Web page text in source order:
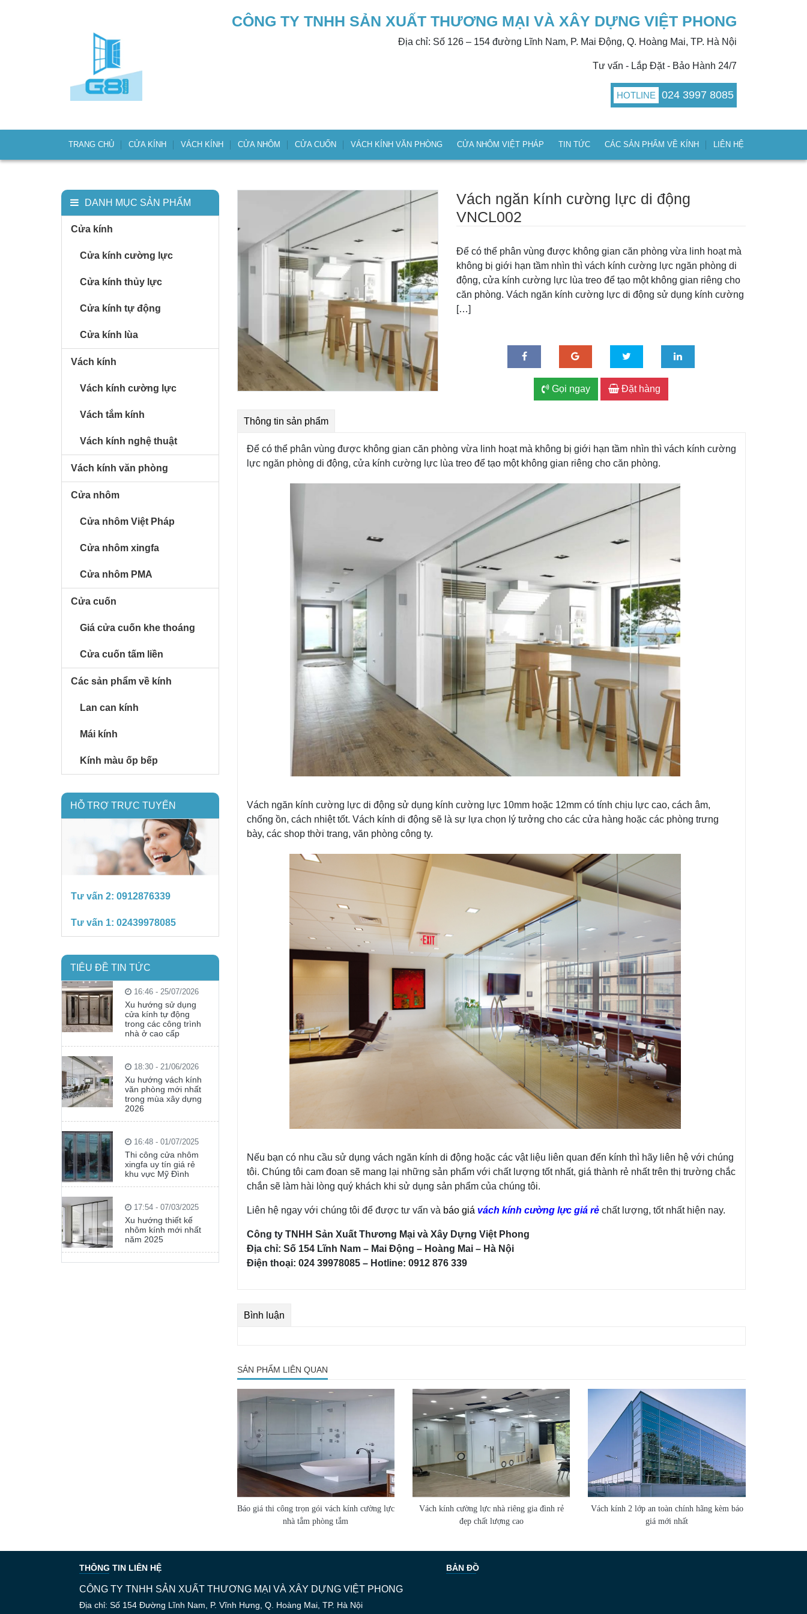
CÔNG TY TNHH SẢN XUẤT THƯƠNG MẠI VÀ XÂY DỰNG VIỆT PHONG
Địa chỉ: Số 126 – 154 đường Lĩnh Nam, P. Mai Động, Q. Hoàng Mai, TP. Hà Nội
Tư vấn - Lắp Đặt - Bảo Hành 24/7
HOTLINE 024 3997 8085
TRANG CHỦ CỬA KÍNH VÁCH KÍNH CỬA NHÔM CỬA CUỐN VÁCH KÍNH VĂN PHÒNG CỬA NHÔM VIỆT PHÁP TIN TỨC CÁC SẢN PHẨM VỀ KÍNH LIÊN HỆ
DANH MỤC SẢN PHẨM
Cửa kính
Cửa kính cường lực
Cửa kính thủy lực
Cửa kính tự động
Cửa kính lùa
Vách kính
Vách kính cường lực
Vách tắm kính
Vách kính nghệ thuật
Vách kính văn phòng
Cửa nhôm
Cửa nhôm Việt Pháp
Cửa nhôm xingfa
Cửa nhôm PMA
Cửa cuốn
Giá cửa cuốn khe thoáng
Cửa cuốn tấm liền
Các sản phẩm về kính
Lan can kính
Mái kính
Kính màu ốp bếp
HỖ TRỢ TRỰC TUYẾN
Tư vấn 2: 0912876339
Tư vấn 1: 02439978085
TIÊU ĐỀ TIN TỨC
16:46 - 25/07/2026
Xu hướng sử dụng
cửa kính tự động
trong các công trình
nhà ở cao cấp
18:30 - 21/06/2026
Xu hướng vách kính
văn phòng mới nhất
trong mùa xây dựng
2026
16:48 - 01/07/2025
Thi công cửa nhôm
xingfa uy tín giá rẻ
khu vực Mỹ Đình
17:54 - 07/03/2025
Xu hướng thiết kế
nhôm kính mới nhất
năm 2025
Vách ngăn kính cường lực di động
VNCL002
Để có thể phân vùng được không gian căn phòng vừa linh hoạt mà
không bị giới hạn tầm nhìn thì vách kính cường lực ngăn phòng di
động, cửa kính cường lực lùa treo để tạo một không gian riêng cho
căn phòng. Vách ngăn kính cường lực di động sử dụng kính cường
[…]
Gọi ngay Đặt hàng
Thông tin sản phẩm
Để có thể phân vùng được không gian căn phòng vừa linh hoạt mà không bị giới hạn tầm nhìn thì vách kính cường
lực ngăn phòng di động, cửa kính cường lực lùa treo để tạo một không gian riêng cho căn phòng.
Vách ngăn kính cường lực di động sử dụng kính cường lực 10mm hoặc 12mm có tính chịu lực cao, cách âm,
chống ồn, cách nhiệt tốt. Vách kính di động sẽ là sự lựa chọn lý tưởng cho các cửa hàng hoặc các phòng trưng
bày, các shop thời trang, văn phòng công ty.
Nếu bạn có nhu cầu sử dụng vách ngăn kính di động hoặc các vật liệu liên quan đến kính thì hãy liên hệ với chúng
tôi. Chúng tôi cam đoan sẽ mang lại những sản phẩm với chất lượng tốt nhất, giá thành rẻ nhất trên thị trường chắc
chắn sẽ làm hài lòng quý khách khi sử dụng sản phẩm của chúng tôi.
Liên hệ ngay với chúng tôi để được tư vấn và báo giá vách kính cường lực giá rẻchất lượng, tốt nhất hiện nay.
Công ty TNHH Sản Xuất Thương Mại và Xây Dựng Việt Phong
Địa chỉ: Số 154 Lĩnh Nam – Mai Động – Hoàng Mai – Hà Nội
Điện thoại: 024 39978085 – Hotline: 0912 876 339
Bình luận
SẢN PHẨM LIÊN QUAN
Báo giá thi công trọn gói vách kính cường lực
nhà tắm phòng tắm
Vách kính cường lực nhà riêng gia đình rẻ
đẹp chất lượng cao
Vách kính 2 lớp an toàn chính hãng kèm báo
giá mới nhất
THÔNG TIN LIÊN HỆ
CÔNG TY TNHH SẢN XUẤT THƯƠNG MẠI VÀ XÂY DỰNG VIỆT PHONG
Địa chỉ: Số 154 Đường Lĩnh Nam, P. Vĩnh Hưng, Q. Hoàng Mai, TP. Hà Nội
BẢN ĐỒ